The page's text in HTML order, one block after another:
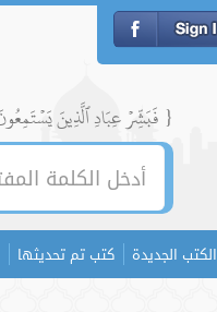
{ فَبَشِّرۡ عِبَادِ ٱلَّذِينَ
الكتب الجديدة كتب تم تحديثها